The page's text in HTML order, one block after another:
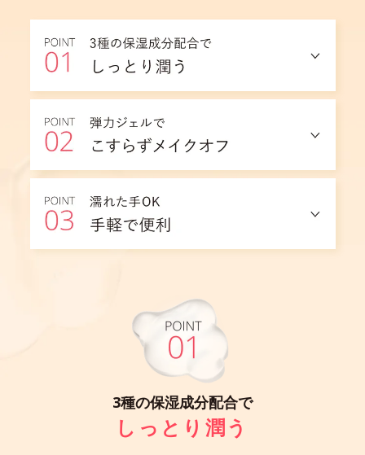
3種の保湿成分配合で
しっとり潤う